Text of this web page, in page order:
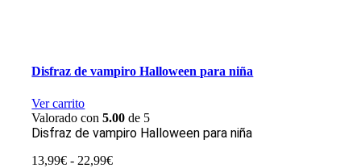
Disfraz de vampiro Halloween para niña
Ver carrito
Valorado con5.00 de 5
Disfraz de vampiro Halloween para niña
13,99€ - 22,99€Rango